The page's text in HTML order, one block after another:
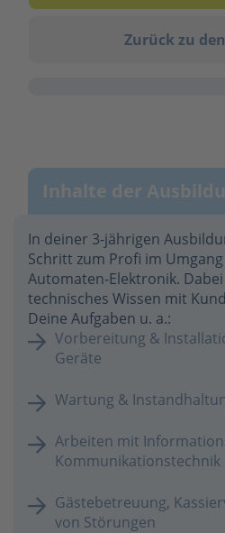
Zurück zu
Inhalte der
In deiner 3-jährigen
Schritt zum Profi im
Automaten-Elektronik.
technisches Wissen mit
Deine Aufgaben u. a.:
Vorbereitung &
Geräte
Wartung &
Arbeiten mit
Kommunikationstechnik
Gästebetreuung,
von Störungen